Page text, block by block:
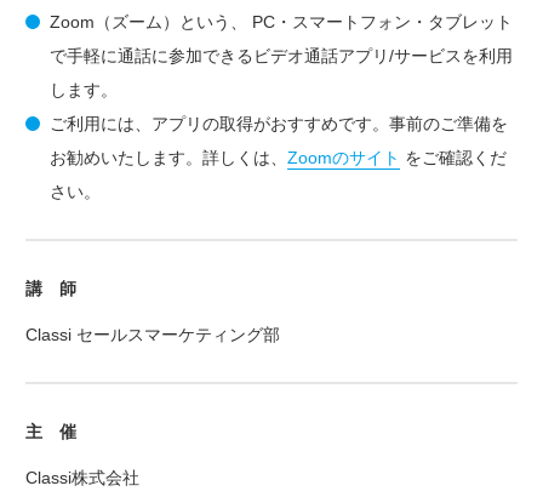
Zoom（ズーム）という、 PC・スマートフォン・タブレット
で手軽に通話に参加できるビデオ通話アプリ/サービスを利用
します。
ご利用には、アプリの取得がおすすめです。事前のご準備を
お勧めいたします。詳しくは、 Zoomのサイト をご確認くだ
さい。
講 師
Classi セールスマーケティング部
主 催
Classi株式会社